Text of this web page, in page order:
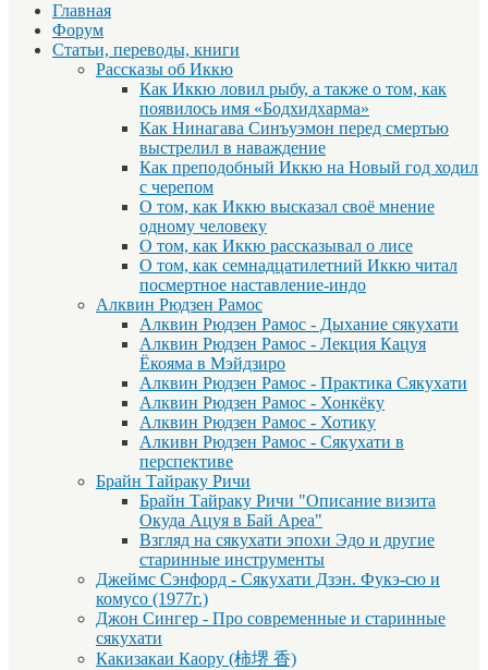
Главная
Форум
Статьи, переводы, книги
Рассказы об Иккю
Как Иккю ловил рыбу, а также о том, как
появилось имя «Бодхидхарма»
Как Нинагава Синъуэмон перед смертью
выстрелил в наваждение
Как преподобный Иккю на Новый год ходил
с черепом
О том, как Иккю высказал своё мнение
одному человеку
О том, как Иккю рассказывал о лисе
О том, как семнадцатилетний Иккю читал
посмертное наставление-индо
Алквин Рюдзен Рамос
Алквин Рюдзен Рамос - Дыхание сякухати
Алквин Рюдзен Рамос - Лекция Кацуя
Ёкояма в Мэйдзиро
Алквин Рюдзен Рамос - Практика Сякухати
Алквин Рюдзен Рамос - Хонкёку
Алквин Рюдзен Рамос - Хотику
Алкивн Рюдзен Рамос - Сякухати в
перспективе
Брайн Тайраку Ричи
Брайн Тайраку Ричи "Описание визита
Окуда Ацуя в Бай Ареа"
Взгляд на сякухати эпохи Эдо и другие
старинные инструменты
Джеймс Сэнфорд - Сякухати Дзэн. Фукэ-сю и
комусо (1977г.)
Джон Сингер - Про современные и старинные
сякухати
Какизакаи Каору (柿堺 香)